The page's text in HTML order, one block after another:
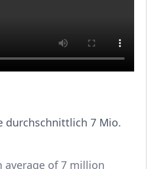
durchschnittlich 7 Mio.
average of 7 million